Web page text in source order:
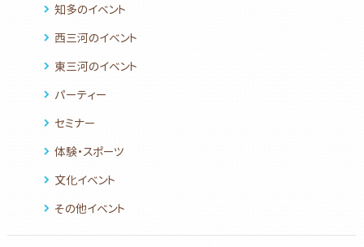
知多のイベント
西三河のイベント
東三河のイベント
パーティー
セミナー
体験・スポーツ
文化イベント
その他イベント